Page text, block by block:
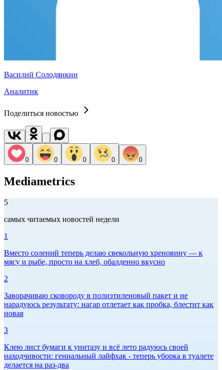
Василий Солодянкин
Аналитик
Поделиться новостью
0 0 0 0 0
Mediametrics
5
самых читаемых новостей недели
1
Вместо солений теперь делаю свекольную хреновину — к
мясу и рыбе, просто на хлеб, обалденно вкусно
2
Заворачиваю сковороду в полиэтиленовый пакет и не
нарадуюсь результату: нагар отлетает как пробка, блестит как
новая
3
Клею лист бумаги к унитазу и всё лето радуюсь своей
находчивости: гениальный лайфхак - теперь уборка в туалете
делается на раз-два